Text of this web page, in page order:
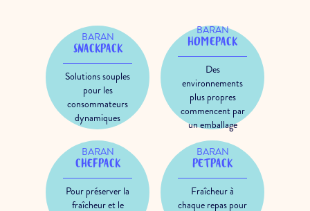
BARAN
SNACKPACK
Solutions souples
pour les
consommateurs
dynamiques
BARAN
HOMEPACK
Des
environnements
plus propres
commencent par
un emballage
BARAN
CHEFPACK
Pour préserver la
fraîcheur et le
BARAN
PETPACK
Fraîcheur à
chaque repas pour